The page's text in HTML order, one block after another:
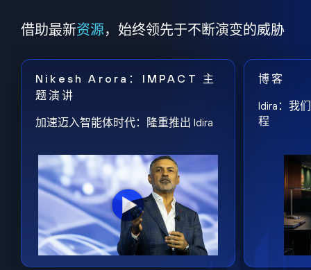
借助最新资源，始终领先于不断演变的威胁
Nikesh Arora：IMPACT 主
题演讲
加速迈入智能体时代：隆重推出 Idira
博客
Idira：我
程